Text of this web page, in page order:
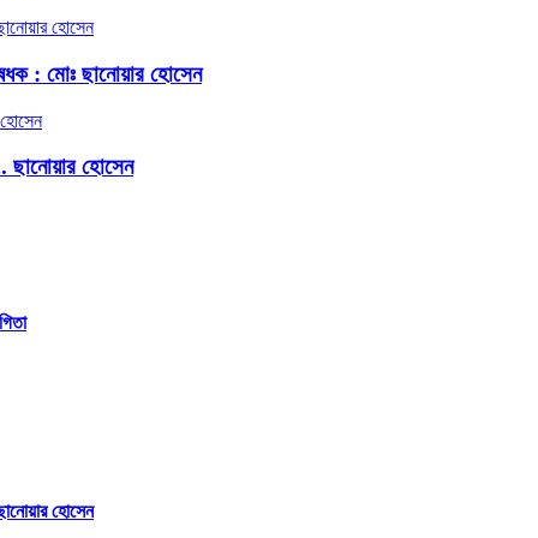
: মোঃ ছানোয়ার হোসেন
ছানোয়ার হোসেন
হোসেন